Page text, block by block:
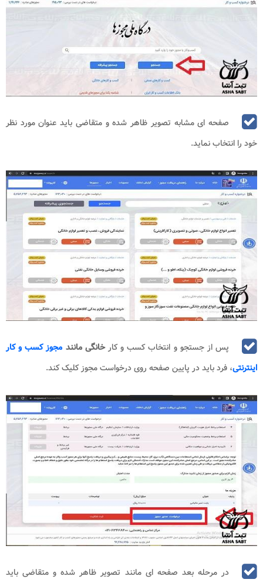
صفحه ای مشابه تصویر ظاهر شده و متقاضی باید عنوان مورد نظر
خود را انتخاب نماید.
پس از جستجو و انتخاب کسب و کارخانگی مانندمجوز کسب و کار
اینترنتی، فرد باید در پایین صفحه روی درخواست مجوز کلیک کند.
در مرحله بعد صفحه ای مانند تصویر ظاهر شده و متقاضی باید